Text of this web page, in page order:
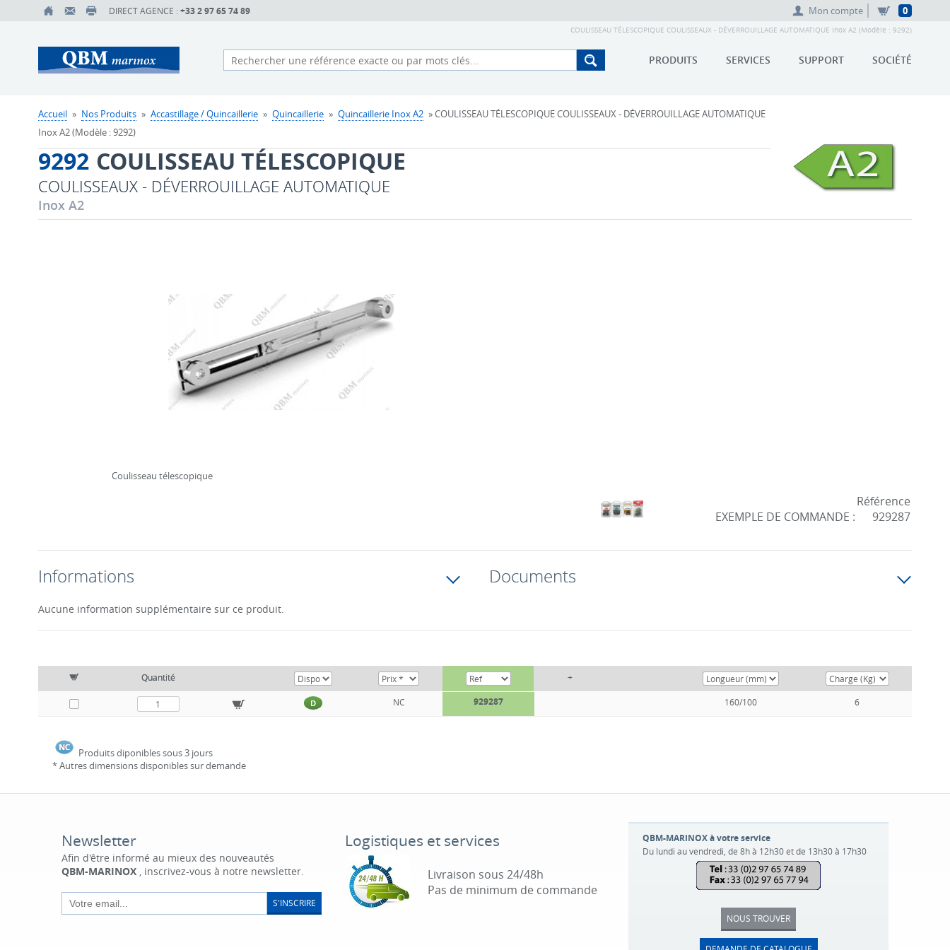
DIRECT AGENCE : +33 2 97 65 74 89 Mon compte 0
COULISSEAU TÉLESCOPIQUE COULISSEAUX - DÉVERROUILLAGE AUTOMATIQUE Inox A2 (Modèle : 9292)
PRODUITS SERVICES SUPPORT SOCIÉTÉ
Accueil » Nos Produits » Accastillage / Quincaillerie » Quincaillerie » Quincaillerie Inox A2 » COULISSEAU TÉLESCOPIQUE COULISSEAUX - DÉVERROUILLAGE AUTOMATIQUE
Inox A2 (Modèle : 9292)
9292 COULISSEAU TÉLESCOPIQUE
COULISSEAUX - DÉVERROUILLAGE AUTOMATIQUE
Inox A2
Coulisseau télescopique
EXEMPLE DE COMMANDE :
Référence
929287
Informations
Aucune information supplémentaire sur ce produit.
Documents
Quantité +
D NC 929287 160/100 6
Produits diponibles sous 3 jours
* Autres dimensions disponibles sur demande
Newsletter
Afin d'être informé au mieux des nouveautés
QBM-MARINOX, inscrivez-vous à notre newsletter.
S'INSCRIRE
Logistiques et services
Livraison sous 24/48h
Pas de minimum de commande
QBM-MARINOX à votre service
Du lundi au vendredi, de 8h à 12h30 et de 13h30 à 17h30
NOUS TROUVER